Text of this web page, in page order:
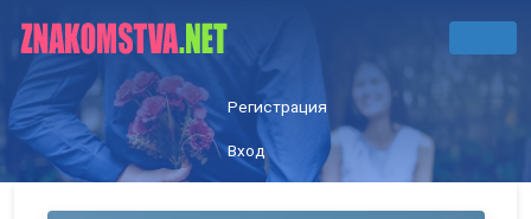
Регистрация
Вход